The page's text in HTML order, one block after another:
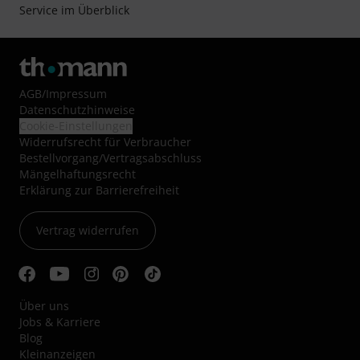
Service im Überblick
AGB/Impressum
Datenschutzhinweise
Widerrufsrecht für Verbraucher
Bestellvorgang/Vertragsabschluss
Mängelhaftungsrecht
Erklärung zur Barrierefreiheit
Vertrag widerrufen
Über uns
Jobs & Karriere
Blog
Kleinanzeigen